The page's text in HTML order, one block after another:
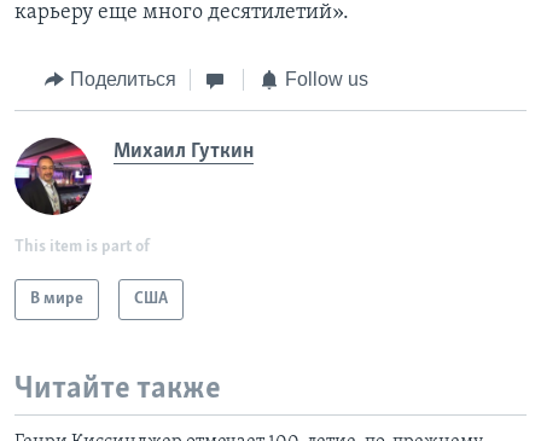
карьеру еще много десятилетий».
Поделиться Follow us
Михаил Гуткин
This item is part of
В мире США
Читайте также